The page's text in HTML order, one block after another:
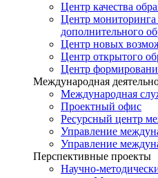
Центр качества
Центр
дополнительного
Центр новых
Центр открытого
Центр
Международная
Международная
Проектный офис
Ресурсный центр
Управление
Управление
Перспективные проекты
Научно-